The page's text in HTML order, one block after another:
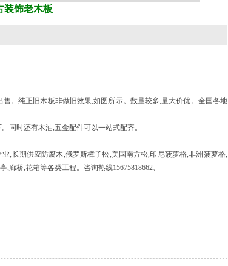
装饰老木板
。纯正旧木板非做旧效果,如图所示。数量较多,量大价优。全国各地
同时还有木油,五金配件可以一站式配齐。
,长期供应防腐木,俄罗斯樟子松,美国南方松,印尼菠萝格,非洲菠萝格,
桥,花箱等各类工程。咨询热线15675818662、